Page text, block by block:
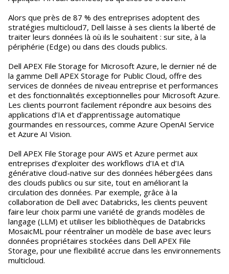
Alors que près de 87 % des entreprises adoptent des
stratégies multicloud7, Dell laisse à ses clients la liberté de
traiter leurs données là où ils le souhaitent : sur site, à la
périphérie (Edge) ou dans des clouds publics.
Dell APEX File Storage for Microsoft Azure, le dernier né de
la gamme Dell APEX Storage for Public Cloud, offre des
services de données de niveau entreprise et performances
et des fonctionnalités exceptionnelles pour Microsoft Azure.
Les clients pourront facilement répondre aux besoins des
applications d’IA et d’apprentissage automatique
gourmandes en ressources, comme Azure OpenAI Service
et Azure AI Vision.
Dell APEX File Storage pour AWS et Azure permet aux
entreprises d’exploiter des workflows d’IA et d’IA
générative cloud-native sur des données hébergées dans
des clouds publics ou sur site, tout en améliorant la
circulation des données. Par exemple, grâce à la
collaboration de Dell avec Databricks, les clients peuvent
faire leur choix parmi une variété de grands modèles de
langage (LLM) et utiliser les bibliothèques de Databricks
MosaicML pour réentraîner un modèle de base avec leurs
données propriétaires stockées dans Dell APEX File
Storage, pour une flexibilité accrue dans les environnements
multicloud.